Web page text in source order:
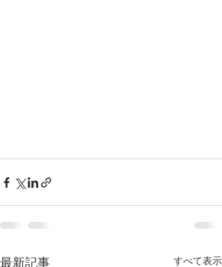
最新記事 すべて表示